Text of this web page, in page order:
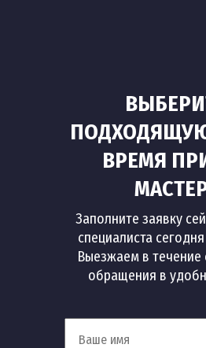
ВРЕМЯ
Заполните заявку
специалиста
Выезжаем в течение
обращения в